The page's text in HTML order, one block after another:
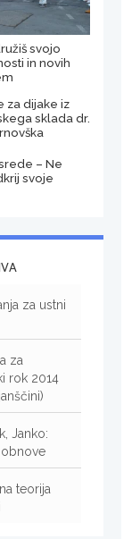
svojo
in novih
za dijake iz
sklada dr.
– Ne
svoje
za ustni
za
rok 2014
Janko:
obnove
teorija